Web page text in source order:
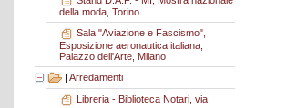
della moda, Torino
Sala "Aviazione e Fascismo",
Esposizione aeronautica italiana,
Palazzo dell'Arte, Milano
| Arredamenti
Libreria - Biblioteca Notari, via